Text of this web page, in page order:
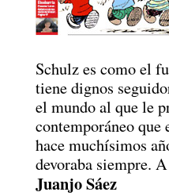
Schulz es como el
tiene dignos
el mundo al que le
contemporáneo que
hace muchísimos
devoraba siempre.
Juanjo Sáez